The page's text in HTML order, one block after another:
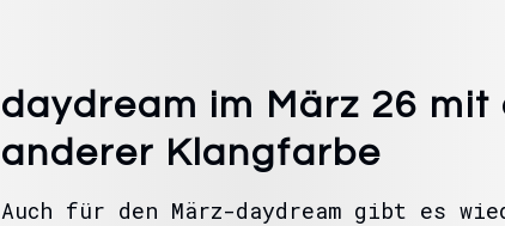
daydream im März 26 mit
anderer Klangfarbe
Auch für den März-daydream gibt es